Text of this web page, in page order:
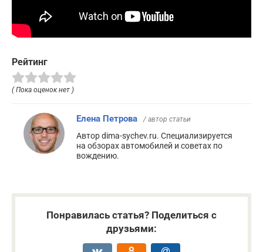
Рейтинг
( Пока оценок нет )
Елена Петрова / автор статьи
Автор dima-sychev.ru. Специализируется
на обзорах автомобилей и советах по
вождению.
Понравилась статья? Поделиться с
друзьями: